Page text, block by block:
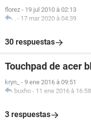
florez - 19 jul 2010 à 02:13
. - 17 mar 2020 à 04:39
30 respuestas
Touchpad de acer
kryn_ - 9 ene 2016 à 09:51
buxho - 11 ene 2016 à 16:58
3 respuestas